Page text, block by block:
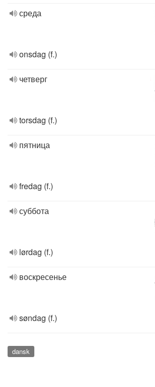
среда
onsdag (f.)
четверг
torsdag (f.)
пятница
fredag (f.)
суббота
lørdag (f.)
воскресенье
søndag (f.)
dansk